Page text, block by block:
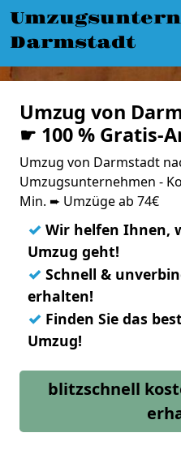
Darmstadt
Umzug von
☛ 100 % Gratis-
Umzug von Darmstadt
Umzugsunternehmen -
Min. ➨ Umzüge ab 74€
✓ Wir helfen Ihnen,
Umzug geht!
✓ Schnell &
erhalten!
✓ Finden Sie das
Umzug!
blitzschnell